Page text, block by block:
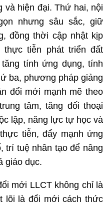
và hiện đại. Thứ hai, nội
nhưng sâu sắc, giữ
đồng thời cập nhật kịp
tiễn phát triển đất
tính ứng dụng, tính
ba, phương pháp giảng
đổi mới mạnh mẽ theo
tâm, tăng đối thoại
lập, năng lực tự học và
tiễn, đẩy mạnh ứng
trí tuệ nhân tạo để nâng
giáo dục.
mới LLCT không chỉ là
lõi là đổi mới cách thức